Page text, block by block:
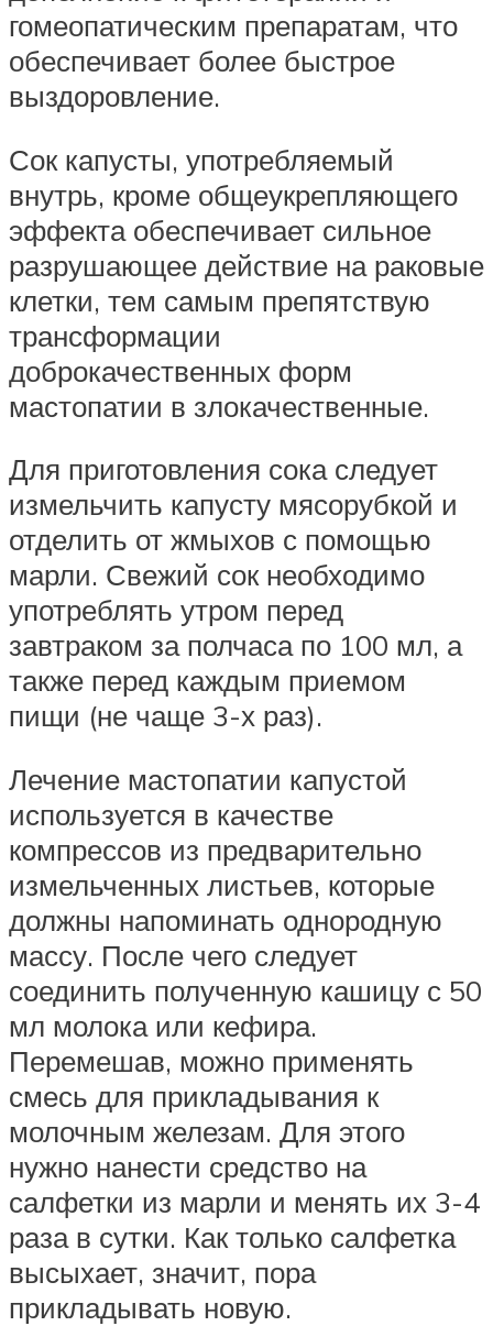
гомеопатическим препаратам, что
обеспечивает более быстрое
выздоровление.
Сок капусты, употребляемый
внутрь, кроме общеукрепляющего
эффекта обеспечивает сильное
разрушающее действие на раковые
клетки, тем самым препятствую
трансформации
доброкачественных форм
мастопатии в злокачественные.
Для приготовления сока следует
измельчить капусту мясорубкой и
отделить от жмыхов с помощью
марли. Свежий сок необходимо
употреблять утром перед
завтраком за полчаса по 100 мл, а
также перед каждым приемом
пищи (не чаще 3-х раз).
Лечение мастопатии капустой
используется в качестве
компрессов из предварительно
измельченных листьев, которые
должны напоминать однородную
массу. После чего следует
соединить полученную кашицу с 50
мл молока или кефира.
Перемешав, можно применять
смесь для прикладывания к
молочным железам. Для этого
нужно нанести средство на
салфетки из марли и менять их 3-4
раза в сутки. Как только салфетка
высыхает, значит, пора
прикладывать новую.